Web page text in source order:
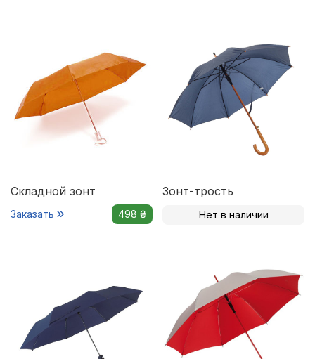
Складной зонт
Заказать 498 ₴
Зонт-трость
Нет в наличии